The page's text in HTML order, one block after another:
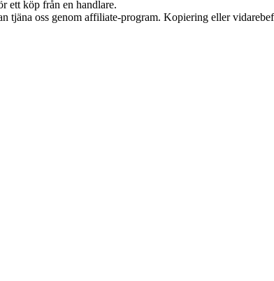
ett köp från en handlare.
tjäna oss genom affiliate-program. Kopiering eller